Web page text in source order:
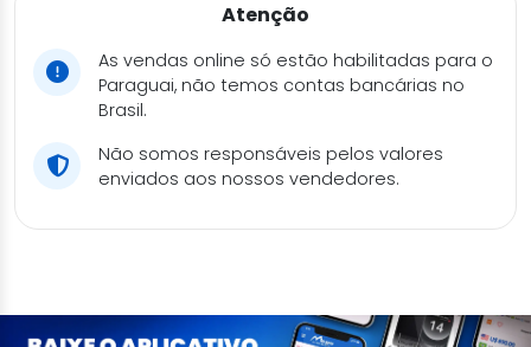
Atenção
As vendas online só estão habilitadas para o
Paraguai, não temos contas bancárias no
Brasil.
Não somos responsáveis pelos valores
enviados aos nossos vendedores.